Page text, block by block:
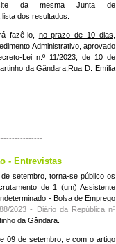
da mesma Junta de
dos resultados.
fazê-lo, no prazo de 10 dias
Administrativo, aprovado
Lei n.º 11/2023, de 10 de
da Gândara,Rua D. Emília
- Entrevistas
setembro, torna-se público os
de 1 (um) Assistente
- Bolsa de Emprego
2023 - Diário da República nº
da Gândara.
09 de setembro, e com o artigo